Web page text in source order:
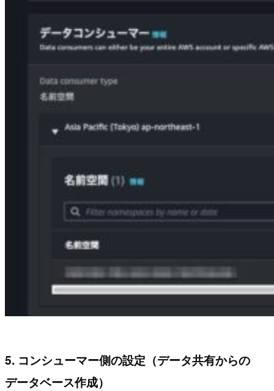
5. コンシューマー側の設定（データ共有からの
データベース作成）